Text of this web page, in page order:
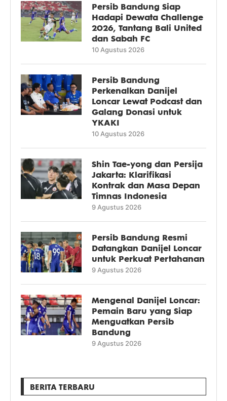
Persib Bandung Siap
Hadapi Dewata Challenge
2026, Tantang Bali United
dan Sabah FC
10 Agustus 2026
Persib Bandung
Perkenalkan Danijel
Loncar Lewat Podcast dan
Galang Donasi untuk
YKAKI
10 Agustus 2026
Shin Tae-yong dan Persija
Jakarta: Klarifikasi
Kontrak dan Masa Depan
Timnas Indonesia
9 Agustus 2026
Persib Bandung Resmi
Datangkan Danijel Loncar
untuk Perkuat Pertahanan
9 Agustus 2026
Mengenal Danijel Loncar:
Pemain Baru yang Siap
Menguatkan Persib
Bandung
9 Agustus 2026
BERITA TERBARU